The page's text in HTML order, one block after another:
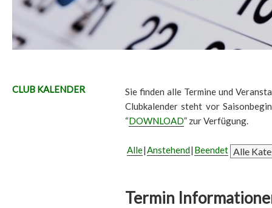
CLUB KALENDER
Sie finden alle Termine und
Clubkalender steht vor
“DOWNLOAD” zur Verfügung.
Alle Anstehend Beendet
Termin